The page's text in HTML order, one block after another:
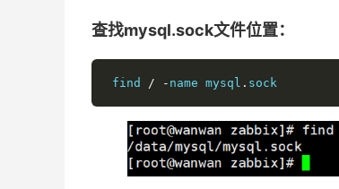
查找mysql.sock文件位置：
find
/ - name mysql . sock